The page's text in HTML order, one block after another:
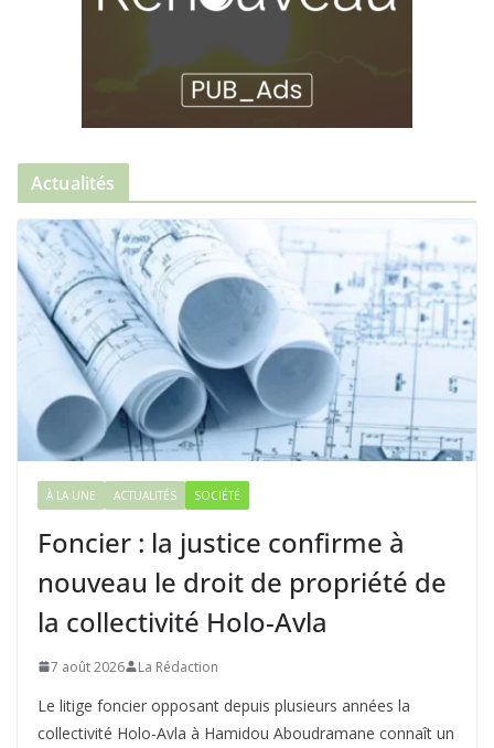
Actualités
À LA UNE ACTUALITÉS SOCIÉTÉ
Foncier : la justice confirme à
nouveau le droit de propriété de
la collectivité Holo-Avla
7 août 2026 La Rédaction
Le litige foncier opposant depuis plusieurs années la
collectivité Holo-Avla à Hamidou Aboudramane connaît un